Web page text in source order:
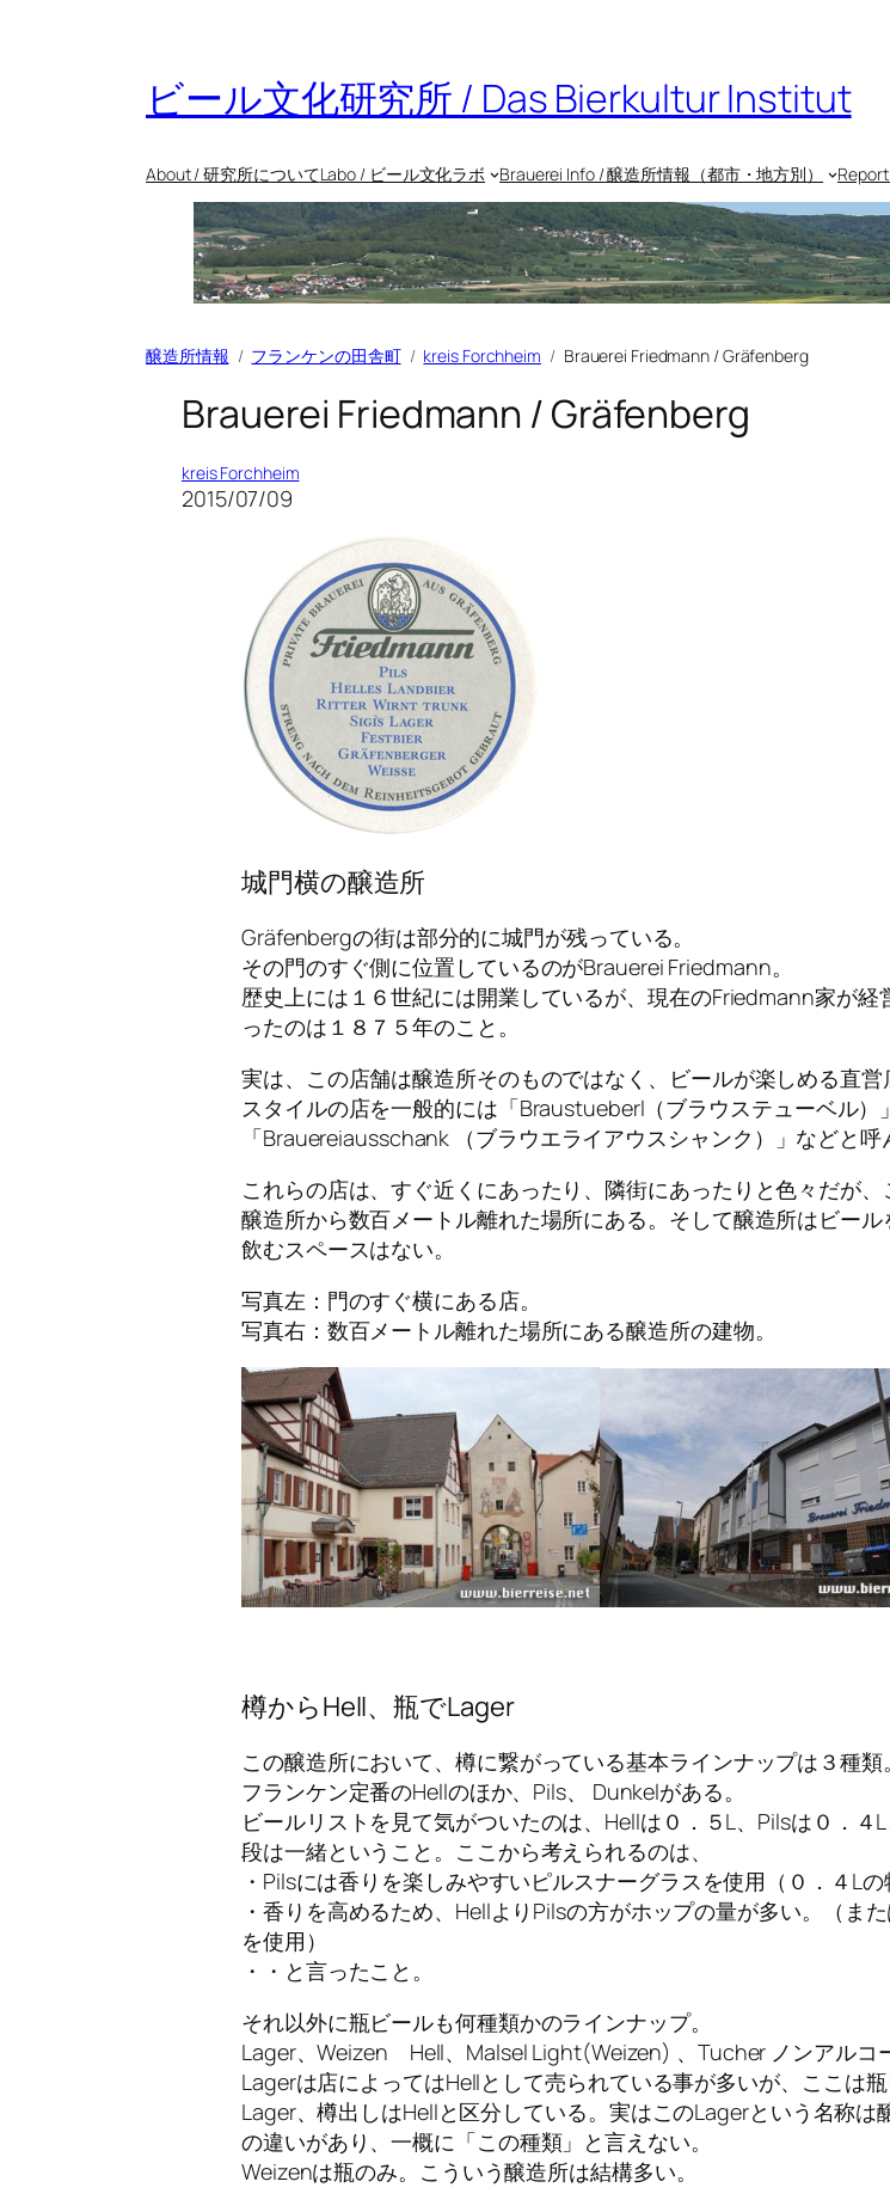
ビール文化研究所 / Das Bierkultur Institut
About / 研究所についてLabo / ビール文化ラボ Brauerei Info / 醸造所情報（都市・地方別）
醸造所情報 フランケンの田舎町 kreis Forchheim Brauerei Friedmann / Gräfenberg
Brauerei Friedmann / Gräfenberg
kreis Forchheim
2015/07/09
城門横の醸造所
Gräfenbergの街は部分的に城門が残っている。
その門のすぐ側に位置しているのがBrauerei Friedmann。
歴史上には１６世紀には開業しているが、現在のFriedmann家が経
ったのは１８７５年のこと。
実は、この店舗は醸造所そのものではなく、ビールが楽しめる直営
スタイルの店を一般的には「Braustueberl（ブラウステューベル）
「Brauereiausschank （ブラウエライアウスシャンク）」などと呼
これらの店は、すぐ近くにあったり、隣街にあったりと色々だが
醸造所から数百メートル離れた場所にある。そして醸造所はビール
飲むスペースはない。
写真左：門のすぐ横にある店。
写真右：数百メートル離れた場所にある醸造所の建物。
樽からHell、瓶でLager
この醸造所において、樽に繋がっている基本ラインナップは３種類。
フランケン定番のHellのほか、Pils、 Dunkelがある。
ビールリストを見て気がついたのは、Hellは０．５L、Pilsは０．４
段は一緒ということ。ここから考えられるのは、
・Pilsには香りを楽しみやすいピルスナーグラスを使用（０．４Lの
・香りを高めるため、HellよりPilsの方がホップの量が多い。（ま
を使用）
・・と言ったこと。
それ以外に瓶ビールも何種類かのラインナップ。
Lager、Weizen Hell、Malsel Light(Weizen) 、Tucher ノンアルコ
Lagerは店によってはHellとして売られている事が多いが、ここは
Lager、樽出しはHellと区分している。実はこのLagerという名称は
の違いがあり、一概に「この種類」と言えない。
Weizenは瓶のみ。こういう醸造所は結構多い。